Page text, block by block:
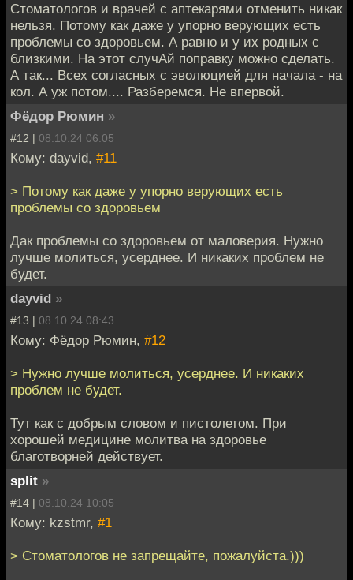
Стоматологов и врачей с аптекарями отменить никак
нельзя. Потому как даже у упорно верующих есть
проблемы со здоровьем. А равно и у их родных с
близкими. На этот случАй поправку можно сделать.
А так... Всех согласных с эволюцией для начала - на
кол. А уж потом.... Разберемся. Не впервой.
Фёдор Рюмин »
#12 | 08.10.24 06:05
Кому: dayvid, #11
> Потому как даже у упорно верующих есть
проблемы со здоровьем
Дак проблемы со здоровьем от маловерия. Нужно
лучше молиться, усерднее. И никаких проблем не
будет.
dayvid »
#13 | 08.10.24 08:43
Кому: Фёдор Рюмин, #12
> Нужно лучше молиться, усерднее. И никаких
проблем не будет.
Тут как с добрым словом и пистолетом. При
хорошей медицине молитва на здоровье
благотворней действует.
split »
#14 | 08.10.24 10:05
Кому: kzstmr, #1
> Стоматологов не запрещайте, пожалуйста.)))